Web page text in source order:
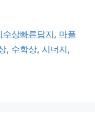
수상빠른답지 , 마플
, 수학상, 시너지 ,